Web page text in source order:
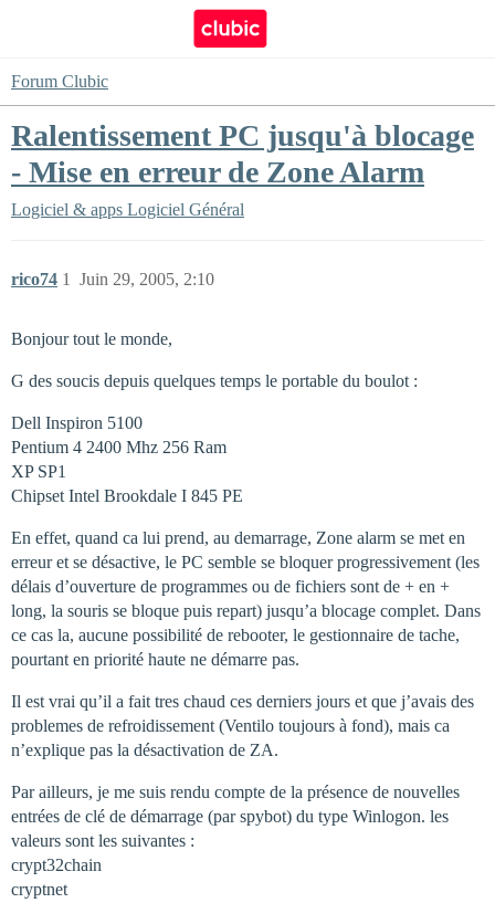
Forum Clubic
Ralentissement PC jusqu'à blocage
- Mise en erreur de Zone Alarm
Logiciel & apps Logiciel Général
rico74 Juin 29, 2005, 2:10
1
Bonjour tout le monde,
G des soucis depuis quelques temps le portable du boulot :
Dell Inspiron 5100
Pentium 4 2400 Mhz 256 Ram
XP SP1
Chipset Intel Brookdale I 845 PE
En effet, quand ca lui prend, au demarrage, Zone alarm se met en
erreur et se désactive, le PC semble se bloquer progressivement (les
délais d’ouverture de programmes ou de fichiers sont de + en +
long, la souris se bloque puis repart) jusqu’a blocage complet. Dans
ce cas la, aucune possibilité de rebooter, le gestionnaire de tache,
pourtant en priorité haute ne démarre pas.
Il est vrai qu’il a fait tres chaud ces derniers jours et que j’avais des
problemes de refroidissement (Ventilo toujours à fond), mais ca
n’explique pas la désactivation de ZA.
Par ailleurs, je me suis rendu compte de la présence de nouvelles
entrées de clé de démarrage (par spybot) du type Winlogon. les
valeurs sont les suivantes :
crypt32chain
cryptnet